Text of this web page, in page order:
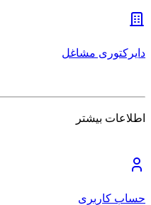
دایرکتوری مشاغل
اطلاعات بیشتر
حساب کاربری